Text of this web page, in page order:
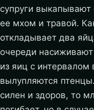
супруги
ее мхом и травой.
откладывает два
очереди
из яиц с интервалом
вылупляются
силен и здоров, то